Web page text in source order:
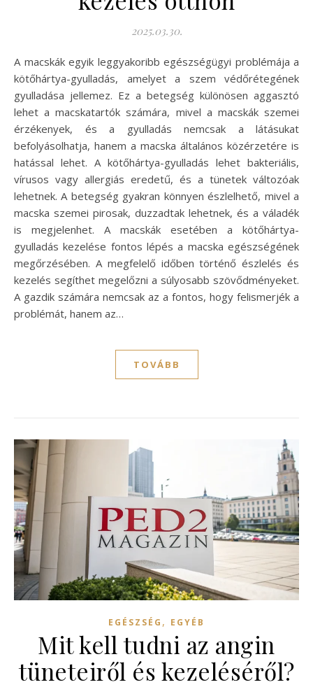
2025.03.30.
A macskák egyik leggyakoribb egészségügyi problémája a
kötőhártya-gyulladás, amelyet a szem védőrétegének
gyulladása jellemez. Ez a betegség különösen aggasztó
lehet a macskatartók számára, mivel a macskák szemei
érzékenyek, és a gyulladás nemcsak a látásukat
befolyásolhatja, hanem a macska általános közérzetére is
hatással lehet. A kötőhártya-gyulladás lehet bakteriális,
vírusos vagy allergiás eredetű, és a tünetek változóak
lehetnek. A betegség gyakran könnyen észlelhető, mivel a
macska szemei pirosak, duzzadtak lehetnek, és a váladék
is megjelenhet. A macskák esetében a kötőhártya-
gyulladás kezelése fontos lépés a macska egészségének
megőrzésében. A megfelelő időben történő észlelés és
kezelés segíthet megelőzni a súlyosabb szövődményeket.
A gazdik számára nemcsak az a fontos, hogy felismerjék a
problémát, hanem az…
TOVÁBB
EGÉSZSÉG , EGYÉB
Mit kell tudni az angin
tüneteiről és kezeléséről?